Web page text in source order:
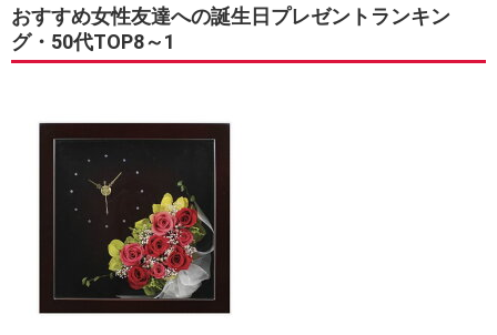
おすすめ女性友達への誕生日プレゼントランキン
グ・50代TOP8～1